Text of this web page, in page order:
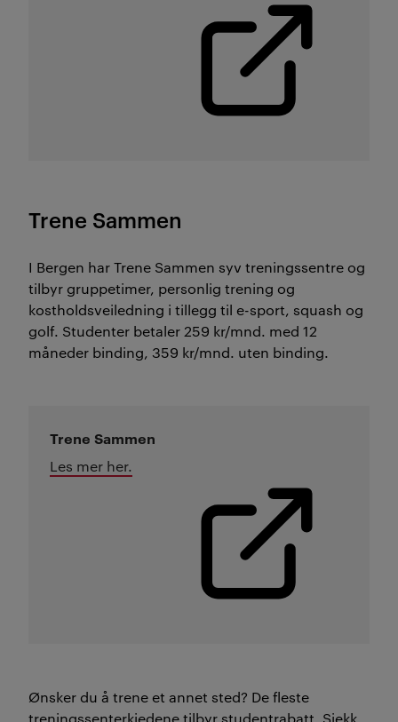
Trene Sammen
I Bergen har Trene Sammen syv treningssentre og
tilbyr gruppetimer, personlig trening og
kostholdsveiledning i tillegg til e-sport, squash og
golf. Studenter betaler 259 kr/mnd. med 12
måneder binding, 359 kr/mnd. uten binding.
Trene Sammen
Les mer her.
Ønsker du å trene et annet sted? De fleste
treningssenterkjedene tilbyr studentrabatt. Sjekk